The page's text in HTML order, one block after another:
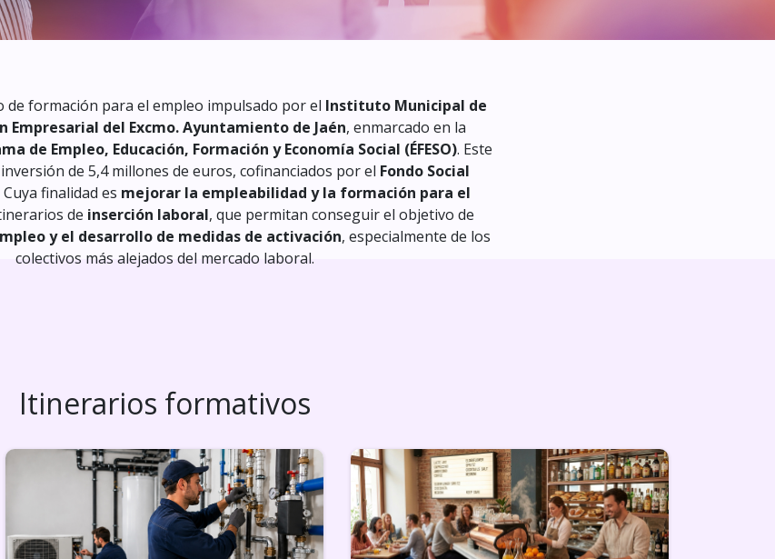
formación para el empleo impulsado por el Instituto Municipal de
Empresarial del Excmo. Ayuntamiento de Jaén, enmarcado en la
de Empleo, Educación, Formación y Economía Social (ÉFESO). Este
de 5,4 millones de euros, cofinanciados por el Fondo Social
Cuya finalidad es mejorar la empleabilidad y la formación para el
de inserción laboral, que permitan conseguir el objetivo de
y el desarrollo de medidas de activación, especialmente de los
colectivos más alejados del mercado laboral.
Itinerarios formativos